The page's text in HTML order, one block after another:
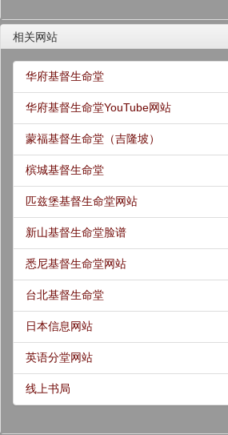
相关网站
华府基督生命堂
华府基督生命堂YouTube网站
蒙福基督生命堂（吉隆坡）
槟城基督生命堂
匹兹堡基督生命堂网站
新山基督生命堂脸谱
悉尼基督生命堂网站
台北基督生命堂
日本信息网站
英语分堂网站
线上书局